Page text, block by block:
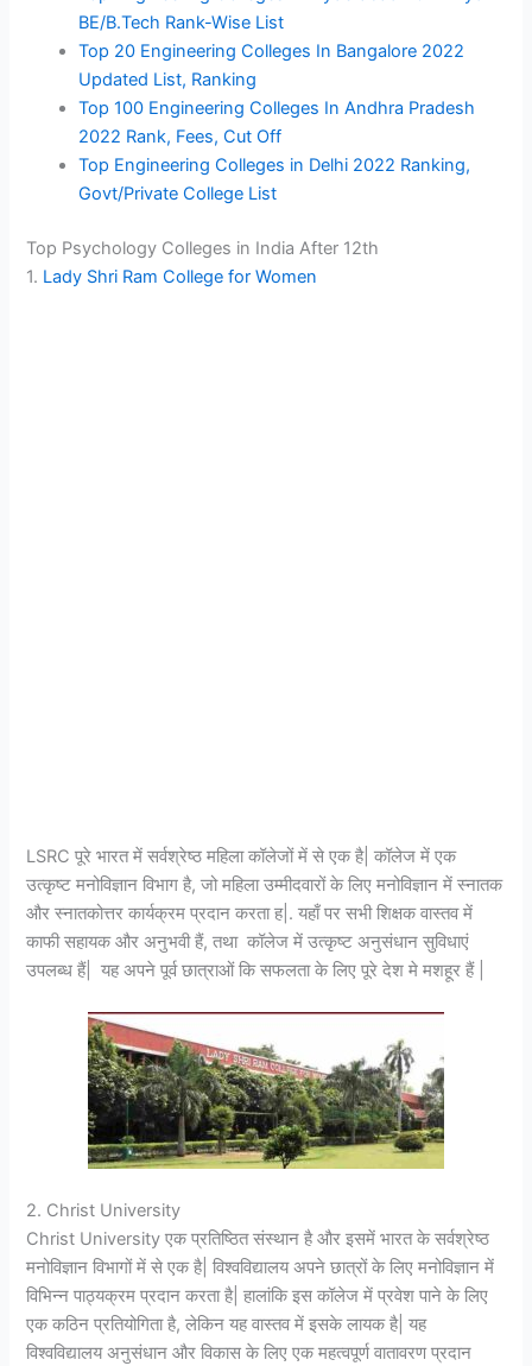
BE/B.Tech Rank-Wise List
Top 20 Engineering Colleges In Bangalore 2022
Updated List, Ranking
Top 100 Engineering Colleges In Andhra Pradesh
2022 Rank, Fees, Cut Off
Top Engineering Colleges in Delhi 2022 Ranking,
Govt/Private College List
Top Psychology Colleges in India After 12th
1. Lady Shri Ram College for Women
LSRC पूरे भारत में सर्वश्रेष्ठ महिला कॉलेजों में से एक है| कॉलेज में एक
उत्कृष्ट मनोविज्ञान विभाग है, जो महिला उम्मीदवारों के लिए मनोविज्ञान में स्नातक
और स्नातकोत्तर कार्यक्रम प्रदान करता ह|. यहाँ पर सभी शिक्षक वास्तव में
काफी सहायक और अनुभवी हैं, तथा कॉलेज में उत्कृष्ट अनुसंधान सुविधाएं
उपलब्ध हैं| यह अपने पूर्व छात्राओं कि सफलता के लिए पूरे देश मे मशहूर हैं |
2. Christ University
Christ University एक प्रतिष्ठित संस्थान है और इसमें भारत के सर्वश्रेष्ठ
मनोविज्ञान विभागों में से एक है| विश्वविद्यालय अपने छात्रों के लिए मनोविज्ञान में
विभिन्न पाठ्यक्रम प्रदान करता है| हालांकि इस कॉलेज में प्रवेश पाने के लिए
एक कठिन प्रतियोगिता है, लेकिन यह वास्तव में इसके लायक है| यह
विश्वविद्यालय अनुसंधान और विकास के लिए एक महत्वपूर्ण वातावरण प्रदान